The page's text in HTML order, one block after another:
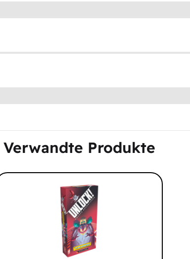
Verwandte Produkte